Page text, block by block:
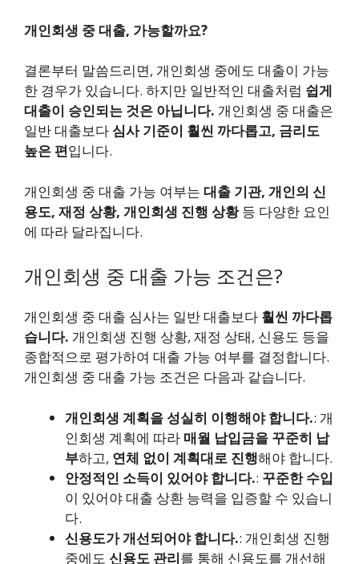
개인회생 중 대출, 가능할까요?
결론부터 말씀드리면, 개인회생 중에도 대출이 가능
한 경우가 있습니다. 하지만 일반적인 대출처럼 쉽게
대출이 승인되는 것은 아닙니다. 개인회생 중 대출은
일반 대출보다 심사 기준이 훨씬 까다롭고, 금리도
높은 편입니다.
개인회생 중 대출 가능 여부는 대출 기관, 개인의 신
용도, 재정 상황, 개인회생 진행 상황등 다양한 요인
에 따라 달라집니다.
개인회생 중 대출 가능 조건은?
개인회생 중 대출 심사는 일반 대출보다 훨씬 까다롭
습니다. 개인회생 진행 상황, 재정 상태, 신용도 등을
종합적으로 평가하여 대출 가능 여부를 결정합니다.
개인회생 중 대출 가능 조건은 다음과 같습니다.
개인회생 계획을 성실히 이행해야 합니다.: 개
인회생 계획에 따라 매월 납입금을 꾸준히 납
부하고, 연체 없이 계획대로 진행해야 합니다.
안정적인 소득이 있어야 합니다.: 꾸준한 수입
이 있어야 대출 상환 능력을 입증할 수 있습니
다.
신용도가 개선되어야 합니다.: 개인회생 진행
중에도 신용도 관리를 통해 신용도를 개선해